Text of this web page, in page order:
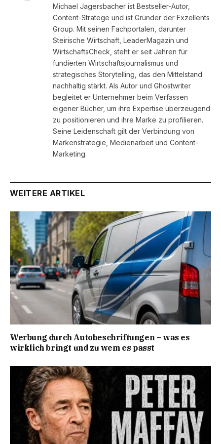
Michael Jagersbacher ist Bestseller-Autor,
Content-Stratege und ist Gründer der Exzellents
Group. Mit seinen Fachportalen, darunter
Steirische Wirtschaft, LeaderMagazin und
WirtschaftsCheck, steht er seit Jahren für
fundierten Wirtschaftsjournalismus und
strategisches Storytelling, das den Mittelstand
nachhaltig stärkt. Als Autor und Ghostwriter
begleitet er Unternehmer beim Verfassen
eigener Bücher, um ihre Expertise überzeugend
zu positionieren und ihre Marke zu profilieren.
Seine Leidenschaft gilt der Verbindung von
Markenstrategie, Medienarbeit und Content-
Marketing.
WEITERE ARTIKEL
Werbung durch Autobeschriftungen – was es
wirklich bringt und zu wem es passt